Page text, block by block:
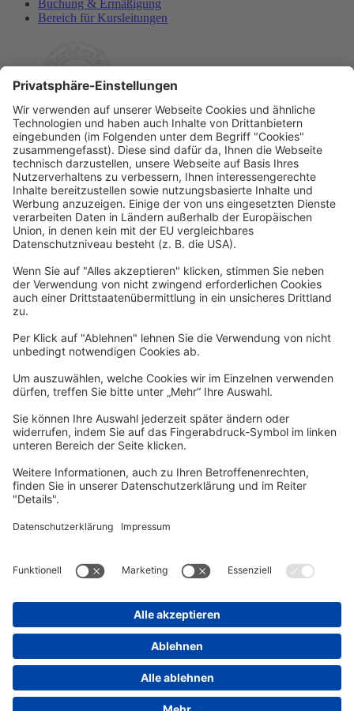
Buchung & Ermäßigung
Bereich für Kursleitungen
Rechtliches
Allgemeine Geschäftsbedingungen
Widerrufsbelehrung
Datenschutzerklärung
Barrierefreiheitserklärung
Impressum
Newsletter
Per E-Mail informieren wir Sie über interessante Angebote.
Zum Newsletter anmelden
vhs Post
Zur vhs Post anmelden
Kontrast
Kurs-Merkliste
Bitte melden Sie sich über den folgenden Button an:
Sie haben noch kein Konto?
Registrieren Sie sich jetzt
Warenkorb
Es befinden sich derzeit keine Kurse/Veranstaltungen in Ihrem